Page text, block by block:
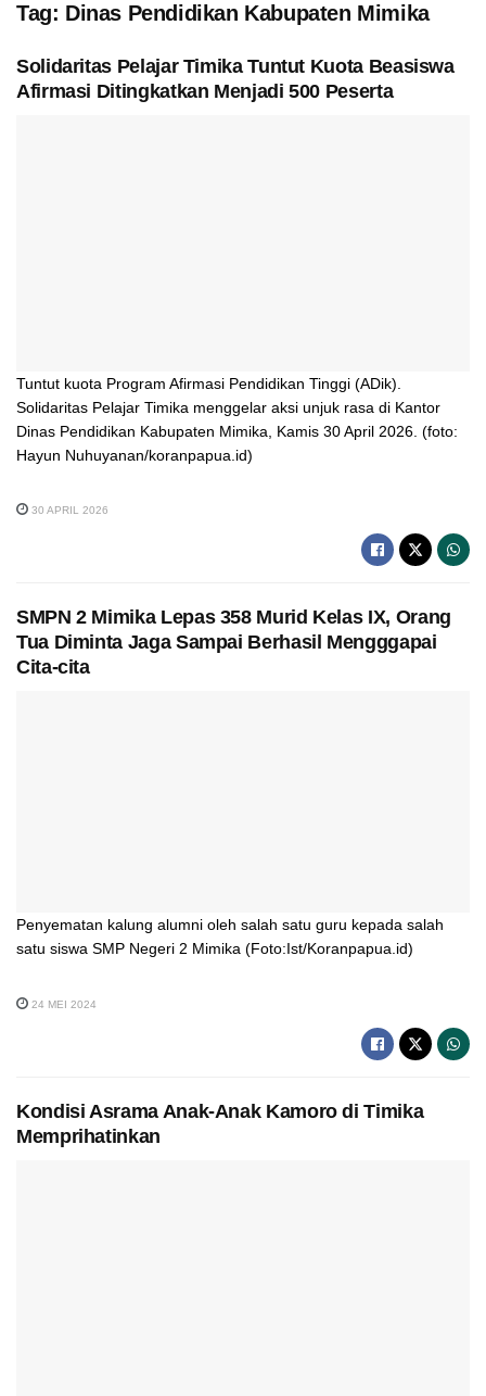
Tag: Dinas Pendidikan Kabupaten Mimika
Solidaritas Pelajar Timika Tuntut Kuota Beasiswa
Afirmasi Ditingkatkan Menjadi 500 Peserta
Tuntut kuota Program Afirmasi Pendidikan Tinggi (ADik).
Solidaritas Pelajar Timika menggelar aksi unjuk rasa di Kantor
Dinas Pendidikan Kabupaten Mimika, Kamis 30 April 2026. (foto:
Hayun Nuhuyanan/koranpapua.id)
30 APRIL 2026
SMPN 2 Mimika Lepas 358 Murid Kelas IX, Orang
Tua Diminta Jaga Sampai Berhasil Mengggapai
Cita-cita
Penyematan kalung alumni oleh salah satu guru kepada salah
satu siswa SMP Negeri 2 Mimika (Foto:Ist/Koranpapua.id)
24 MEI 2024
Kondisi Asrama Anak-Anak Kamoro di Timika
Memprihatinkan